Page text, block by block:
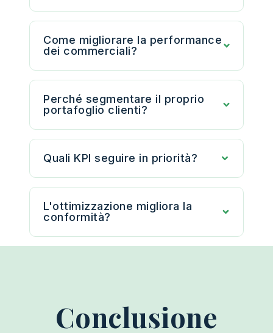
Come migliorare la performance
dei commerciali?
Perché segmentare il proprio
portafoglio clienti?
Quali KPI seguire in priorità?
L'ottimizzazione migliora la
conformità?
Conclusione